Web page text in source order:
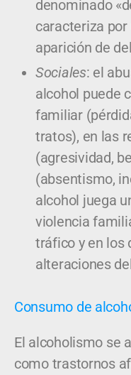
denominado
caracteriza
aparición de
Sociales: el
alcohol puede
familiar
tratos), en las
(agresividad,
(absentismo,
alcohol juega
violencia
tráfico y en los
alteraciones
Consumo de
El alcoholismo se
como trastornos